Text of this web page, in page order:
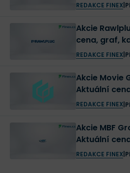
REDAKCE FINEX|
Akcie Rawlplug
cena, graf,
REDAKCE FINEX|
Akcie Movie
Aktuální
REDAKCE FINEX|
Akcie MBF
Aktuální
REDAKCE FINEX|